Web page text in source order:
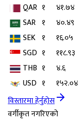
QAR १ ४१.७४
SAR १ ४०.४९
SEK १ १६.०५
SGD १ ११८.९३
THB १ ४.६
USD १ १५२.०४
विस्तारमा हेर्नुहोस
वर्गीकृत नगरिएको